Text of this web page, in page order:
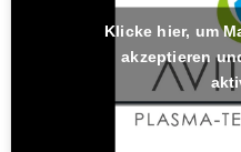
Klicke hier, um
akzeptieren